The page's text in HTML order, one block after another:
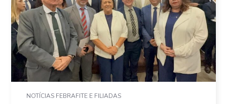
NOTÍCIAS FEBRAFITE E FILIADAS